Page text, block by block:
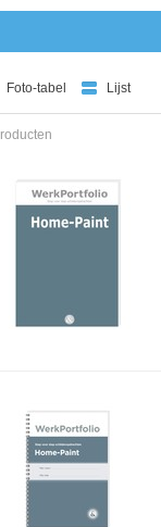
Foto-tabel Lijst